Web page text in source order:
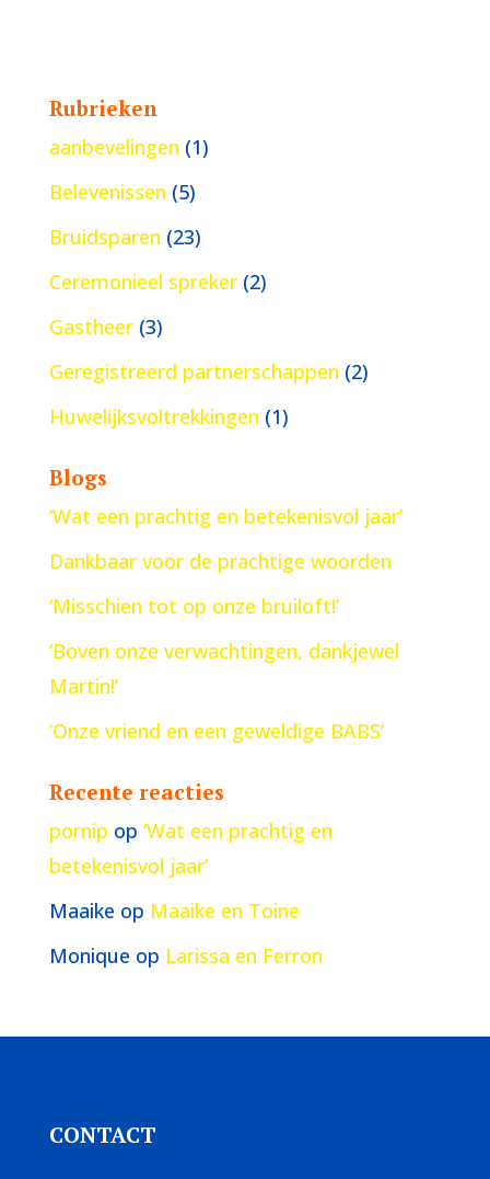
Rubrieken
aanbevelingen (1)
Belevenissen (5)
Bruidsparen (23)
Ceremonieel spreker(2)
Gastheer(3)
Geregistreerd partnerschappen (2)
Huwelijksvoltrekkingen (1)
Blogs
‘Wat een prachtig en betekenisvol jaar’
Dankbaar voor de prachtige woorden
‘Misschien tot op onze bruiloft!’
‘Boven onze verwachtingen, dankjewel
Martin!’
‘Onze vriend en een geweldige BABS’
Recente reacties
pornip op ‘Wat een prachtig en
betekenisvol jaar’
Maaike op Maaike en Toine
Monique op Larissa en Ferron
CONTACT